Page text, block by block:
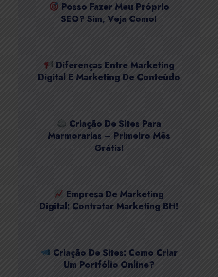
Posso Fazer Meu Próprio
SEO? Sim, Veja Como!
Diferenças Entre Marketing
Digital E Marketing De Conteúdo
Criação De Sites Para
Marmorarias – Primeiro Mês
Grátis!
Empresa De Marketing
Digital: Contratar Marketing BH!
Criação De Sites: Como Criar
Um Portfólio Online?